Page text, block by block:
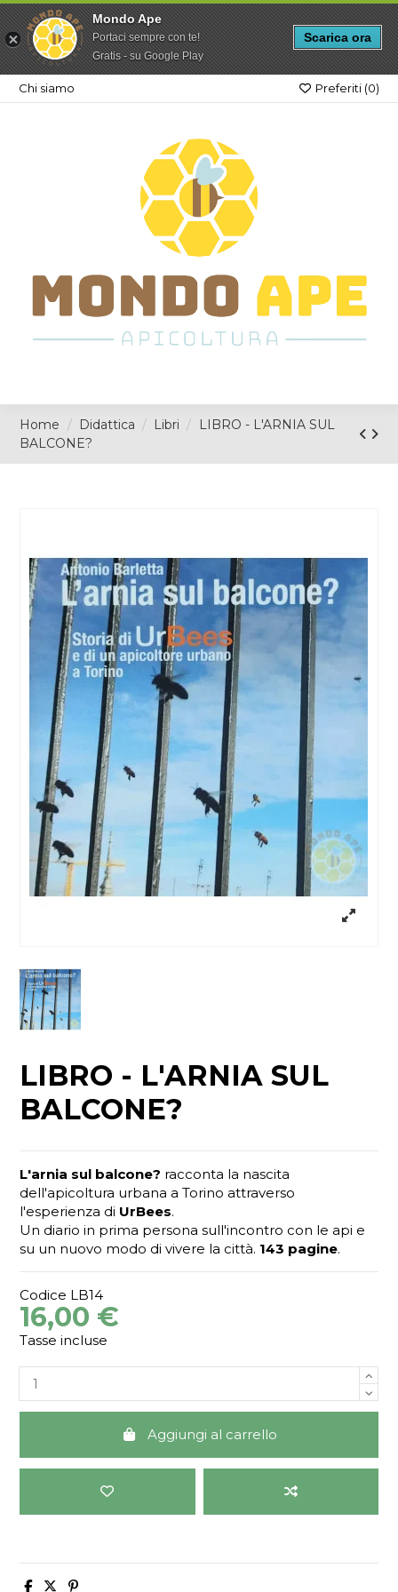
Mondo Ape
Portaci sempre con te!
Gratis - su Google Play
Scarica ora
Chi siamo Preferiti (0)
Home Didattica Libri
LIBRO - L'ARNIA SUL
BALCONE?
LIBRO - L'ARNIA SUL
BALCONE?
L'arnia sul balcone? racconta la nascita
dell'apicoltura urbana a Torino attraverso
l'esperienza di UrBees.
Un diario in prima persona sull'incontro con le api e
su un nuovo modo di vivere la città. 143 pagine.
Codice LB14
16,00 €
Tasse incluse
Aggiungi al carrello